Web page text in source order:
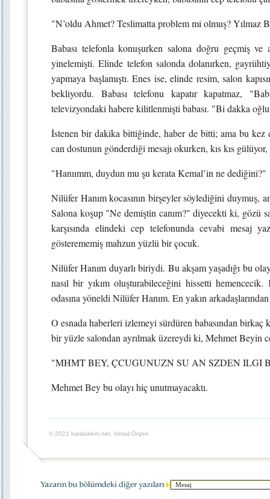
"N’oldu Ahmet? Teslimatta problem mi olmuş? Yılmaz
Babası telefonla konuşurken salona doğru geçmiş
yinelemişti. Elinde telefon salonda dolanırken,
yapmaya başlamıştı. Enes ise, elinde resim, salon
bekliyordu. Babası telefonu kapatır kapatmaz,
televizyondaki habere kilitlenmişti babası. "Bi dakka
İstenen bir dakika bittiğinde, haber de bitti; ama bu
can dostunun gönderdiği mesajı okurken, kıs kıs
"Hanıımm, duydun mu şu kerata Kemal’in ne dediğini?"
Nilüfer Hanım kocasının birşeyler söylediğini duymuş,
Salona koşup "Ne demiştin canım?" diyecekti ki, gözü
karşısında elindeki cep telefonunda cevabi mesaj
gösterememiş mahzun yüzlü bir çocuk.
Nilüfer Hanım duyarlı biriydi. Bu akşam yaşadığı bu
nasıl bir yıkım oluşturabileceğini hissetti
odasına yöneldi Nilüfer Hanım. En yakın
O esnada haberleri izlemeyi sürdüren babasından
bir yüzle salondan ayrılmak üzereydi ki, Mehmet Beyin
"MHMT BEY, ÇCUGUNUZN SU AN SZDEN ILGI
Mehmet Bey bu olayı hiç unutmayacaktı.
© 2021 karakalem.net, İsmail Örgen